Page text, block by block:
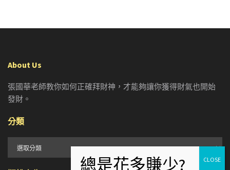
About Us
張國華老師教你如何正確拜財神，才能夠讓你獲得財氣也開始
發財。
分類